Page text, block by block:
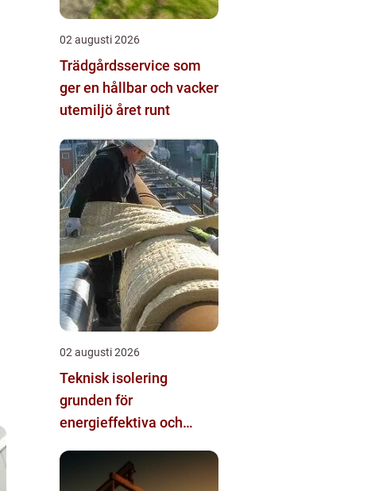
02 augusti 2026
Trädgårdsservice som
ger en hållbar och vacker
utemiljö året runt
02 augusti 2026
Teknisk isolering
grunden för
energieffektiva och